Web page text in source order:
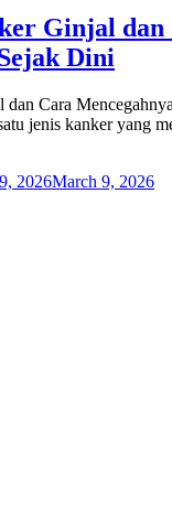
Ginjal dan
Dini
dan Cara
jenis kanker yang
2026March 9, 2026